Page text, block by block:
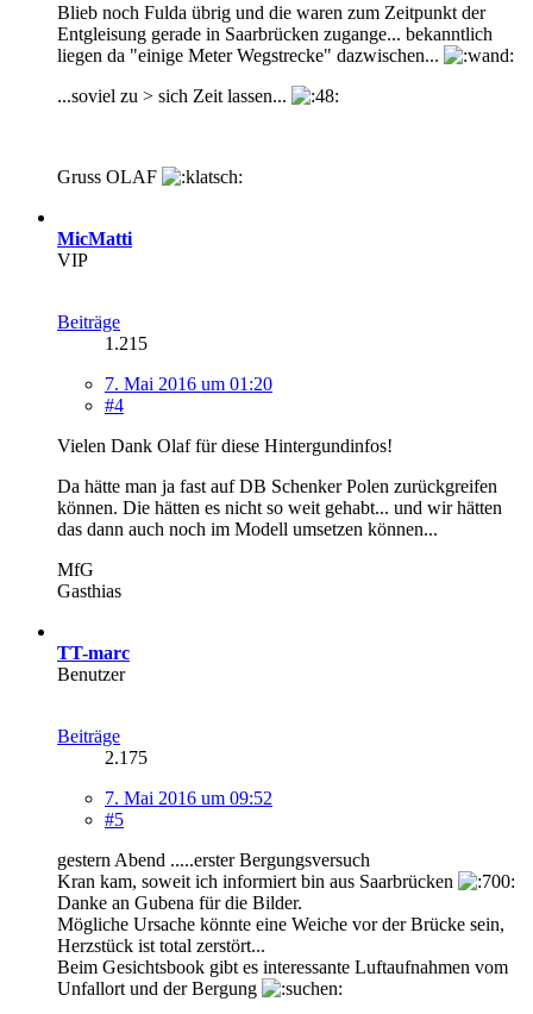
Blieb noch Fulda übrig und die waren zum Zeitpunkt der
Entgleisung gerade in Saarbrücken zugange... bekanntlich
liegen da "einige Meter Wegstrecke" dazwischen...
...soviel zu > sich Zeit lassen...
Gruss OLAF
MicMatti
VIP
Beiträge
1.215
7. Mai 2016 um 01:20
#4
Vielen Dank Olaf für diese Hintergundinfos!
Da hätte man ja fast auf DB Schenker Polen zurückgreifen
können. Die hätten es nicht so weit gehabt... und wir hätten
das dann auch noch im Modell umsetzen können...
MfG
Gasthias
TT-marc
Benutzer
Beiträge
2.175
7. Mai 2016 um 09:52
#5
gestern Abend .....erster Bergungsversuch
Kran kam, soweit ich informiert bin aus Saarbrücken
Danke an Gubena für die Bilder.
Mögliche Ursache könnte eine Weiche vor der Brücke sein,
Herzstück ist total zerstört...
Beim Gesichtsbook gibt es interessante Luftaufnahmen vom
Unfallort und der Bergung